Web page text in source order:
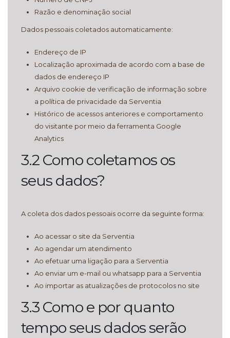
Razão e denominação social
Dados pessoais coletados automaticamente:
Endereço de IP
Localização aproximada de acordo com a base de
dados de endereço IP
Arquivo cookie de verificação de informação sobre
a política de privacidade da Serventia
Histórico de acessos anteriores e comportamento
do visitante por meio da ferramenta Google
Analytics
3.2 Como coletamos os
seus dados?
A coleta dos dados pessoais ocorre da seguinte forma:
Ao acessar o site da Serventia
Ao agendar um atendimento
Ao efetuar uma ligação para a Serventia
Ao enviar um e-mail ou whatsapp para a Serventia
Ao importar as atualizações de protocolos no site
3.3 Como e por quanto
tempo seus dados serão